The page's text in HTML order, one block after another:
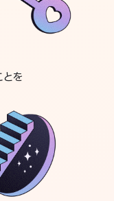
を